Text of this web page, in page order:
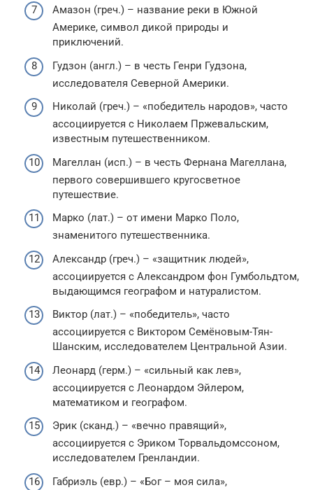
Амазон (греч.) – название реки в Южной
Америке, символ дикой природы и
приключений.
Гудзон (англ.) – в честь Генри Гудзона,
исследователя Северной Америки.
Николай (греч.) – «победитель народов», часто
ассоциируется с Николаем Пржевальским,
известным путешественником.
Магеллан (исп.) – в честь Фернана Магеллана,
первого совершившего кругосветное
путешествие.
Марко (лат.) – от имени Марко Поло,
знаменитого путешественника.
Александр (греч.) – «защитник людей»,
ассоциируется с Александром фон Гумбольдтом,
выдающимся географом и натуралистом.
Виктор (лат.) – «победитель», часто
ассоциируется с Виктором Семёновым-Тян-
Шанским, исследователем Центральной Азии.
Леонард (герм.) – «сильный как лев»,
ассоциируется с Леонардом Эйлером,
математиком и географом.
Эрик (сканд.) – «вечно правящий»,
ассоциируется с Эриком Торвальдомссоном,
исследователем Гренландии.
Габриэль (евр.) – «Бог – моя сила»,